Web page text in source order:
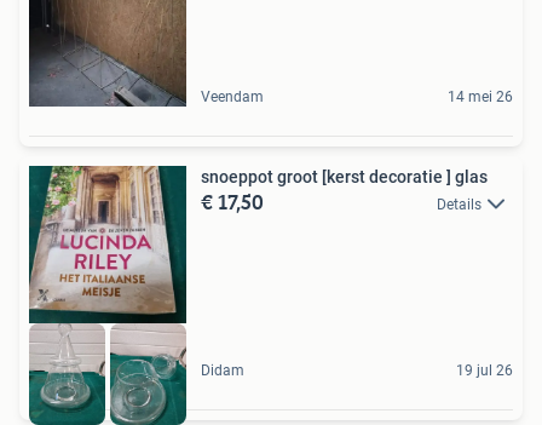
Veendam 14 mei 26
snoeppot groot [kerst decoratie ] glas
€ 17,50 Details
Didam 19 jul 26